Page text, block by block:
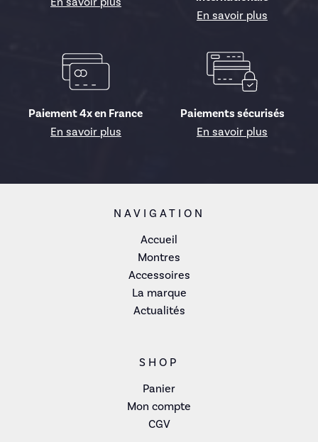
En savoir plus
Paiement 4x en France
En savoir plus
Paiements sécurisés
En savoir plus
NAVIGATION
Accueil
Montres
Accessoires
La marque
Actualités
SHOP
Panier
Mon compte
CGV